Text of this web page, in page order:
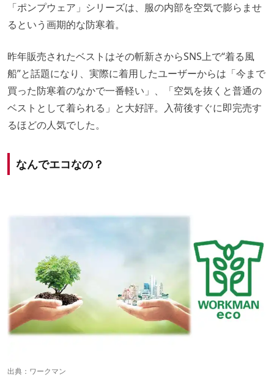
「ポンプウェア」シリーズは、服の内部を空気で膨らませ
るという画期的な防寒着。
昨年販売されたベストはその斬新さからSNS上で“着る風
船”と話題になり、実際に着用したユーザーからは「今まで
買った防寒着のなかで一番軽い」、「空気を抜くと普通の
ベストとして着られる」と大好評。入荷後すぐに即完売す
るほどの人気でした。
なんでエコなの？
出典： ワークマン